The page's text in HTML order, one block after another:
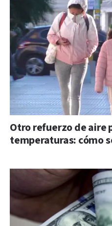
Otro refuerzo de aire
temperaturas: cómo